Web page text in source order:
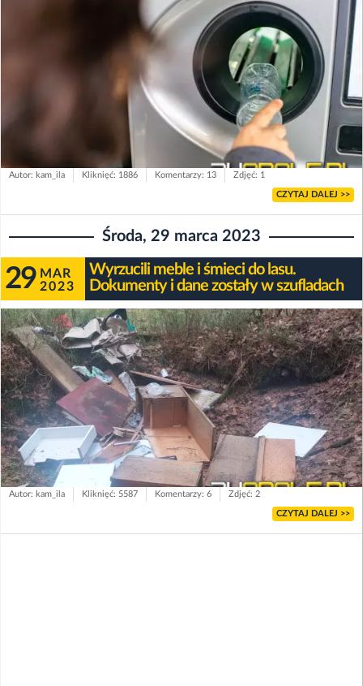
Autor: kam_ila Kliknięć: 1886 Komentarzy: 13 Zdjęć: 1
CZYTAJ DALEJ >>
Środa, 29 marca 2023
29 MAR
2023
Wyrzucili meble i śmieci do lasu.
Dokumenty i dane zostały w szufladach
Autor: kam_ila Kliknięć: 5587 Komentarzy: 6 Zdjęć: 2
CZYTAJ DALEJ >>